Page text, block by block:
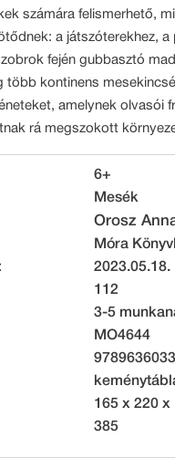
számára felismerhető,
a játszóterekhez, a
fején gubbasztó
több kontinens
amelynek olvasói
rá megszokott
6+
Mesék
Orosz
Móra
2023.05.18.
112
3-5
MO4644
165 x 220 x
385